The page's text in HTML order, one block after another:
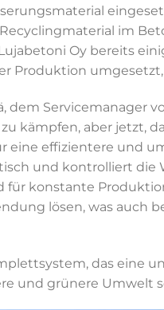
im
Oy bereits
Produktion
dem Servicemanager
kämpfen, aber jetzt,
eine effizientere und
und kontrolliert die
für konstante
lösen, was auch
das eine
und grünere Umwelt